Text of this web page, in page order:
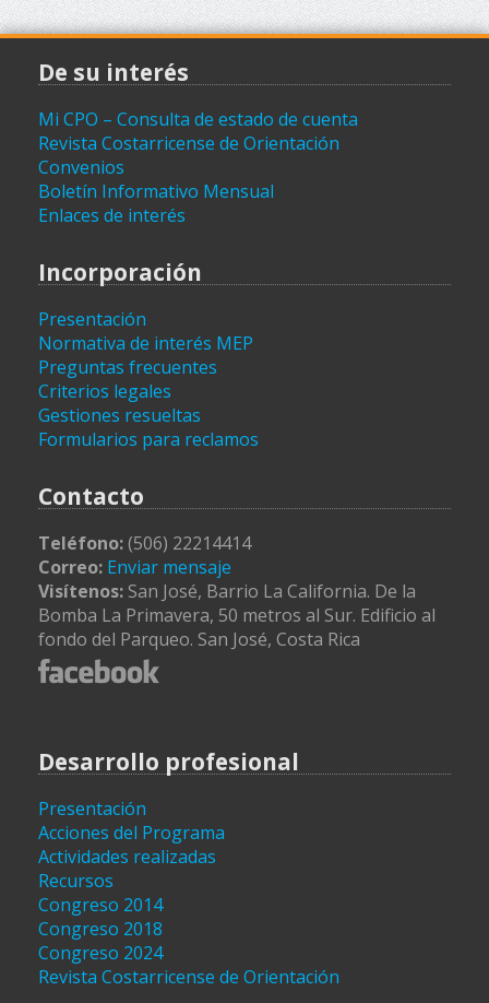
De su interés
Mi CPO – Consulta de estado de cuenta
Revista Costarricense de Orientación
Convenios
Boletín Informativo Mensual
Enlaces de interés
Incorporación
Presentación
Normativa de interés MEP
Preguntas frecuentes
Criterios legales
Gestiones resueltas
Formularios para reclamos
Contacto
Teléfono:(506) 22214414
Correo: Enviar mensaje
Visítenos: San José, Barrio La California. De la
Bomba La Primavera, 50 metros al Sur. Edificio al
fondo del Parqueo. San José, Costa Rica
Desarrollo profesional
Presentación
Acciones del Programa
Actividades realizadas
Recursos
Congreso 2014
Congreso 2018
Congreso 2024
Revista Costarricense de Orientación